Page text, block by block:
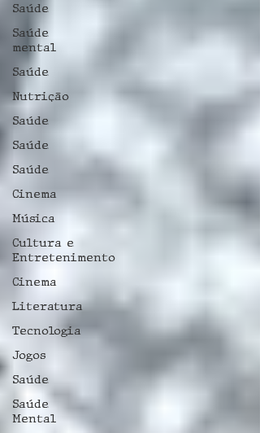
Saúde
Saúde
mental
Saúde
Nutrição
Saúde
Saúde
Saúde
Cinema
Música
Cultura e
Entretenimento
Cinema
Literatura
Tecnologia
Jogos
Saúde
Saúde
Mental